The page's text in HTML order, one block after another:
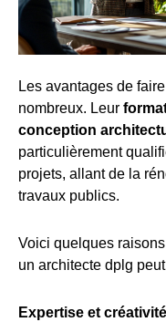
Les avantages de
nombreux. Leur
conception
particulièrement
projets, allant de la
travaux publics.
Voici quelques
un architecte dplg
Expertise et